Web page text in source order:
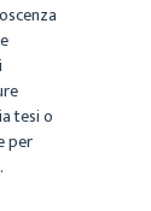
tesi o
per
.